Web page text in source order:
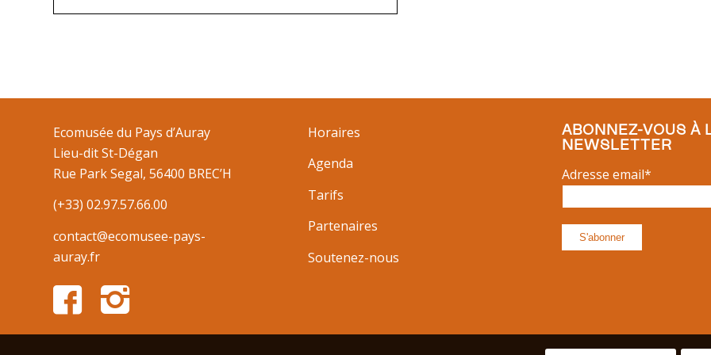
Ecomusée du Pays d’Auray
Lieu-dit St-Dégan
Rue Park Segal, 56400 BREC’H
(+33) 02.97.57.66.00
contact@ecomusee-pays-
auray.fr
Horaires
Agenda
Tarifs
Partenaires
Soutenez-nous
ABONNEZ-VOUS À
NEWSLETTER
Adresse email*